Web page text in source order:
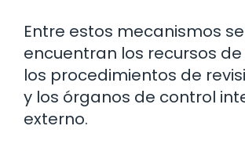
Entre estos mecanismos se
encuentran los recursos
los procedimientos de
y los órganos de control
externo.